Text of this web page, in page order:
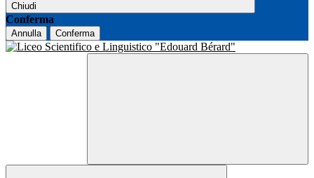
Chiudi
Conferma
Annulla Conferma